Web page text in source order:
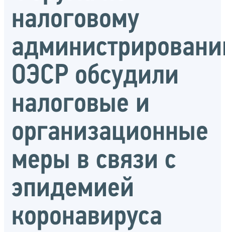
налоговому
ОЭСР обсудили
налоговые и
организационные
меры в связи с
эпидемией
коронавируса